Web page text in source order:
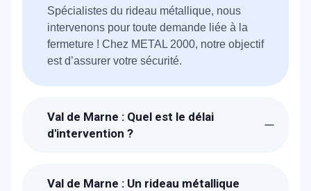
Spécialistes du rideau métallique, nous
intervenons pour toute demande liée à la
fermeture ! Chez METAL 2000, notre objectif
est d’assurer votre sécurité.
Val de Marne : Quel est le délai
d'intervention ?
dans l'heure pour étudier avec vous votre
Val de Marne : Un rideau métallique